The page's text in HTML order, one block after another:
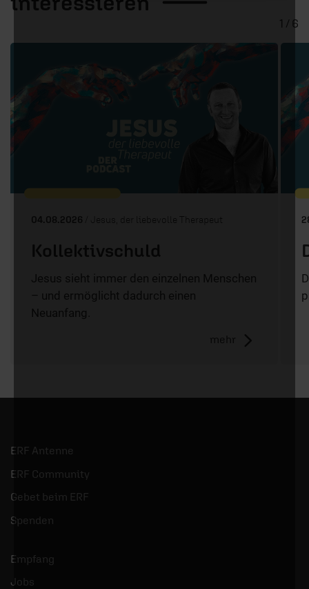
04.08.2026 / Jesus, der liebevolle Therapeut
Kollektivschuld
Jesus sieht immer den einzelnen Menschen
– und ermöglicht dadurch einen
Neuanfang.
mehr
1 / 6
ERF Antenne
ERF Community
Gebet beim ERF
Spenden
Empfang
Jobs